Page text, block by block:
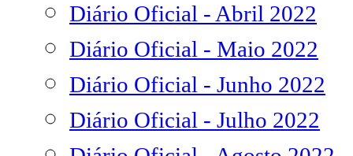
Diário Oficial - Abril 2022
Diário Oficial - Maio 2022
Diário Oficial - Junho 2022
Diário Oficial - Julho 2022